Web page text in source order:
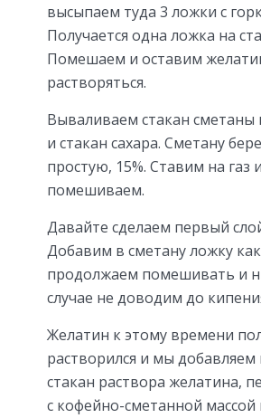
высыпаем туда 3 ложки с
Получается одна ложка на
Помешаем и оставим
растворяться.
Вываливаем стакан сметаны
и стакан сахара. Сметану
простую, 15%. Ставим на газ
помешиваем.
Давайте сделаем первый
Добавим в сметану ложку
продолжаем помешивать и
случае не доводим до
Желатин к этому времени
растворился и мы добавляем
стакан раствора желатина,
с кофейно-сметанной массой